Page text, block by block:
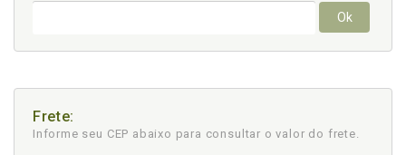
Ok
Frete:
Informe seu CEP abaixo para consultar o valor do frete.